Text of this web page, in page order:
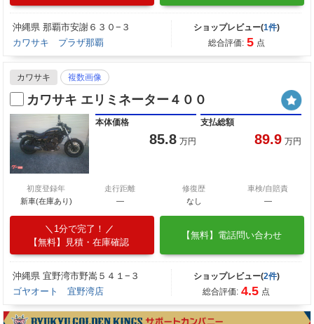
沖縄県 那覇市安謝６３０−３
カワサキ プラザ那覇
ショップレビュー(1件)
総合評価: 5 点
カワサキ 複数画像
カワサキ エリミネーター４００
本体価格
85.8 万円
支払総額
89.9 万円
初度登録年
新車(在庫あり)
走行距離
―
修復歴
なし
車検/自賠責
―
1分で完了！
【無料】見積・在庫確認
【無料】電話問い合わせ
沖縄県 宜野湾市野嵩５４１−３
ゴヤオート 宜野湾店
ショップレビュー(2件)
総合評価: 4.5 点